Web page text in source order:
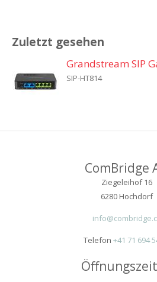
Zuletzt gesehen
Grandstream SIP
SIP-HT814
ComBridge
Ziegeleihof 16
6280 Hochdorf
Telefon +41 71 694